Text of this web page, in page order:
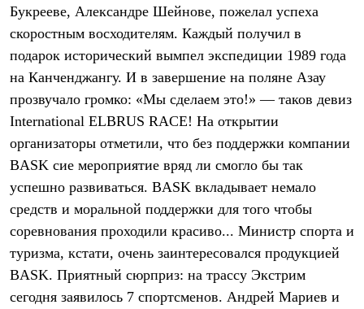
Куртки
Флисовая одежда
Куртки
Брюки
Жилеты
Комбинезоны
Термобелье
Комплект термобелья
Палатки и тенты
Палатки
Аксессуары для палаток
Рюкзаки
Легкоходные
Альпинистские
Городские
Аксессуары для рюкзаков
Спальные мешки
Букрееве, Александре Шейнове, пожелал успеха
скоростным восходителям. Каждый получил в
подарок исторический вымпел экспедиции 1989 года
на Канченджангу. И в завершение на поляне Азау
прозвучало громко: «Мы сделаем это!» — таков девиз
International ELBRUS RACE! На открытии
организаторы отметили, что без поддержки компании
BASK сие мероприятие вряд ли смогло бы так
успешно развиваться. BASK вкладывает немало
средств и моральной поддержки для того чтобы
соревнования проходили красиво... Министр спорта и
туризма, кстати, очень заинтересовался продукцией
BASK. Приятный сюрприз: на трассу Экстрим
сегодня заявилось 7 спортсменов. Андрей Мариев и